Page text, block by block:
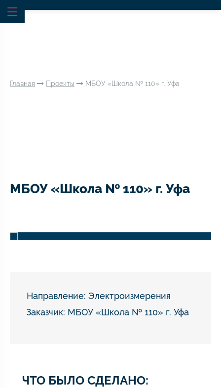
Главная Проекты МБОУ «Школа № 110» г. Уфа
МБОУ «Школа № 110» г. Уфа
Направление: Электроизмерения
Заказчик: МБОУ «Школа № 110» г. Уфа
ЧТО БЫЛО СДЕЛАНО: